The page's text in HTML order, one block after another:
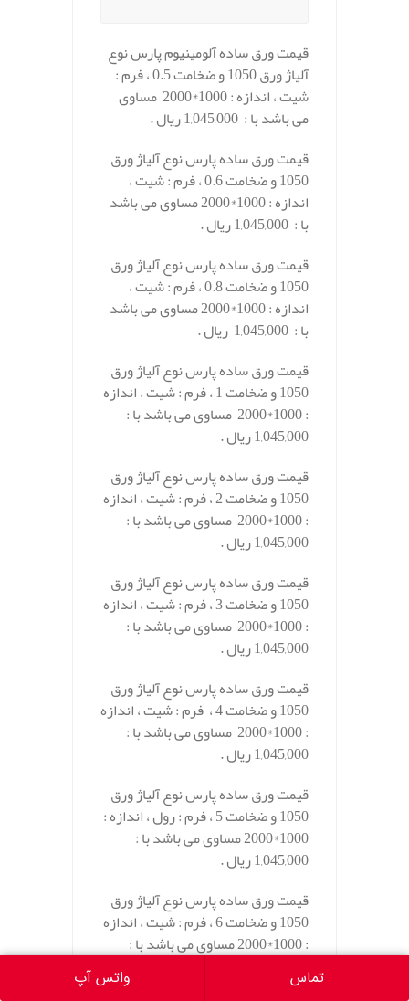
قیمت ورق ساده آلومینیوم پارس نوع
آلیاژ ورق 1050 و ضخامت 0.5 ، فرم :
شیت ، اندازه : 1000*2000 مساوی
می باشد با : 1,045,000 ریال .
قیمت ورق ساده پارس نوع آلیاژ ورق
1050 و ضخامت 0.6 ، فرم : شیت ،
اندازه : 1000*2000 مساوی می باشد
با : 1,045,000 ریال .
قیمت ورق ساده پارس نوع آلیاژ ورق
1050 و ضخامت 0.8 ، فرم : شیت ،
اندازه : 1000*2000 مساوی می باشد
با : 1,045,000 ریال .
قیمت ورق ساده پارس نوع آلیاژ ورق
1050 و ضخامت 1 ، فرم : شیت ، اندازه
: 1000*2000 مساوی می باشد با :
1,045,000 ریال .
قیمت ورق ساده پارس نوع آلیاژ ورق
1050 و ضخامت 2 ، فرم : شیت ، اندازه
: 1000*2000 مساوی می باشد با :
1,045,000 ریال .
قیمت ورق ساده پارس نوع آلیاژ ورق
1050 و ضخامت 3 ، فرم : شیت ، اندازه
: 1000*2000 مساوی می باشد با :
1,045,000 ریال .
قیمت ورق ساده پارس نوع آلیاژ ورق
1050 و ضخامت 4 ، فرم : شیت ، اندازه
: 1000*2000 مساوی می باشد با :
1,045,000 ریال .
قیمت ورق ساده پارس نوع آلیاژ ورق
1050 و ضخامت 5 ، فرم : رول ، اندازه :
1000*2000 مساوی می باشد با :
1,045,000 ریال .
قیمت ورق ساده پارس نوع آلیاژ ورق
1050 و ضخامت 6 ، فرم : شیت ، اندازه
: 1000*2000 مساوی می باشد با :
1,135,000 ریال .تماس واتس آپ